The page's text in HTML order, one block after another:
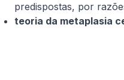
predispostas, por
teoria da metaplasia